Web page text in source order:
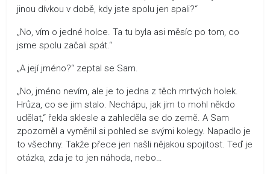
jinou dívkou v době, kdy jste spolu jen spali?“
„No, vím o jedné holce. Ta tu byla asi měsíc po tom, co
jsme spolu začali spát.“
„A její jméno?“ zeptal se Sam.
„No, jméno nevím, ale je to jedna z těch mrtvých holek.
Hrůza, co se jim stalo. Nechápu, jak jim to mohl někdo
udělat,“ řekla sklesle a zahleděla se do země. A Sam
zpozorněl a vyměnil si pohled se svými kolegy. Napadlo je
to všechny. Takže přece jen našli nějakou spojitost. Teď je
otázka, zda je to jen náhoda, nebo…